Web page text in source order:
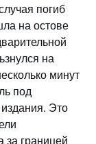
погиб
на остове
на
минут
под
Это
за границей